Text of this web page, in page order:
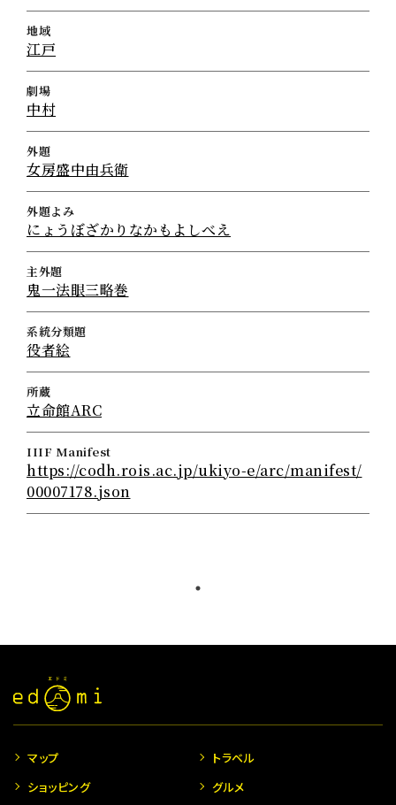
地域
江戸
劇場
中村
外題
女房盛中由兵衛
外題よみ
にょうぼざかりなかもよしべえ
主外題
鬼一法眼三略巻
系統分類題
役者絵
所蔵
立命館ARC
IIIF Manifest
https://codh.rois.ac.jp/ukiyo-e/arc/manifest/
00007178.json
マップ
トラベル
ショッピング
グルメ